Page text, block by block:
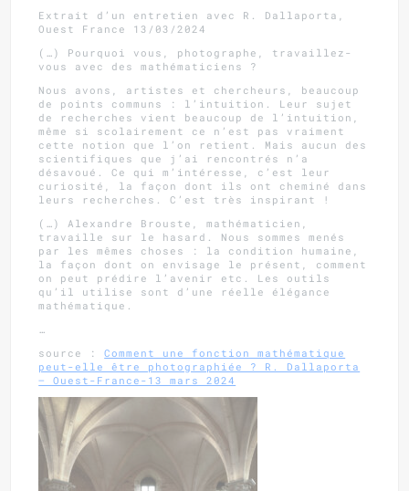
Extrait d’un entretien avec R. Dallaporta,
Ouest France 13/03/2024
(…) Pourquoi vous, photographe, travaillez-
vous avec des mathématiciens ?
Nous avons, artistes et chercheurs, beaucoup
de points communs : l’intuition. Leur sujet
de recherches vient beaucoup de l’intuition,
même si scolairement ce n’est pas vraiment
cette notion que l’on retient. Mais aucun des
scientifiques que j’ai rencontrés n’a
désavoué. Ce qui m’intéresse, c’est leur
curiosité, la façon dont ils ont cheminé dans
leurs recherches. C’est très inspirant !
(…) Alexandre Brouste, mathématicien,
travaille sur le hasard. Nous sommes menés
par les mêmes choses : la condition humaine,
la façon dont on envisage le présent, comment
on peut prédire l’avenir etc. Les outils
qu’il utilise sont d’une réelle élégance
mathématique.
…
source :Comment une fonction mathématique
peut-elle être photographiée ? R. Dallaporta
– Ouest-France-13 mars 2024